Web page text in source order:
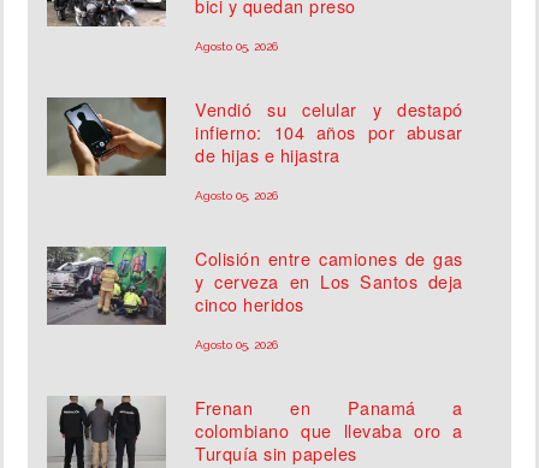
bici y quedan preso
Agosto 05, 2026
Vendió su celular y destapó
infierno: 104 años por abusar
de hijas e hijastra
Agosto 05, 2026
Colisión entre camiones de gas
y cerveza en Los Santos deja
cinco heridos
Agosto 05, 2026
Frenan en Panamá a
colombiano que llevaba oro a
Turquía sin papeles